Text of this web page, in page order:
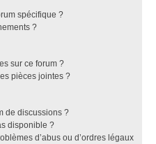
spécifique ?
?
sur ce forum ?
pièces jointes ?
de discussions ?
disponible ?
d’abus ou d’ordres légaux